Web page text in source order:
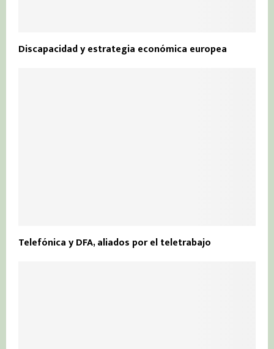
Discapacidad y estrategia económica europea
Telefónica y DFA, aliados por el teletrabajo